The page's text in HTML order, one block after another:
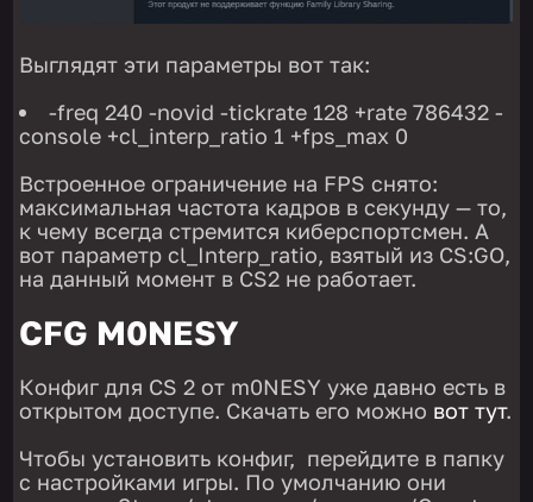
Выглядят эти параметры вот так:
-freq 240 -novid -tickrate 128 +rate 786432 -
console +cl_interp_ratio 1 +fps_max 0
Встроенное ограничение на FPS снято:
максимальная частота кадров в секунду — то,
к чему всегда стремится киберспортсмен. А
вот параметр сl_Interp_ratio, взятый из CS:GO,
на данный момент в CS2 не работает.
CFG M0NESY
Конфиг для CS 2 от m0NESY уже давно есть в
открытом доступе. Скачать его можно вот тут.
Чтобы установить конфиг, перейдите в папку
с настройками игры. По умолчанию они